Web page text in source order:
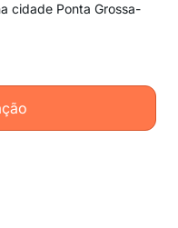
cidade Ponta Grossa-